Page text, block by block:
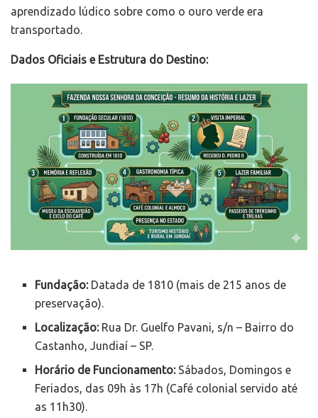
aprendizado lúdico sobre como o ouro verde era
transportado.
Dados Oficiais e Estrutura do Destino:
Fundação:Datada de 1810 (mais de 215 anos de
preservação).
Localização:Rua Dr. Guelfo Pavani, s/n – Bairro do
Castanho, Jundiaí – SP.
Horário de Funcionamento:Sábados, Domingos e
Feriados, das 09h às 17h (Café colonial servido até
as 11h30).